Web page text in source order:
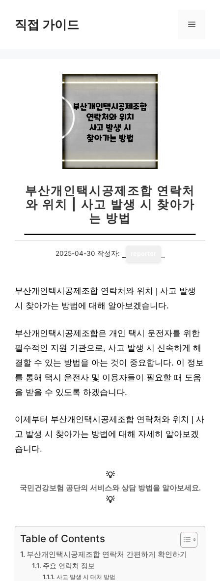
직접 가이드 메
부산개인택시공제조합 연락처
와 위치 | 사고 발생 시 찾아가
는 방법
2025-04-30 작성자:
부산개인택시공제조합 연락처와 위치 | 사고 발생
시 찾아가는 방법에 대해 알아보겠습니다.
부산개인택시공제조합은 개인 택시 운전자를 위한
필수적인 지원 기관으로, 사고 발생 시 신속하게 해
결할 수 있는 방법을 아는 것이 중요합니다. 이 정보
를 통해 택시 운전사 및 이용자들이 필요할 때 도움
을 받을 수 있도록 하겠습니다.
이제부터 부산개인택시공제조합 연락처와 위치 | 사
고 발생 시 찾아가는 방법에 대해 자세히 알아보겠
습니다.
💡
국민건강보험 공단의 서비스와 상담 방법을 알아보세요.
💡
Table of Contents
부산개인택시공제조합 연락처 간편하게 확인하기
주요 연락처 정보
사고 발생 시 대처 방법